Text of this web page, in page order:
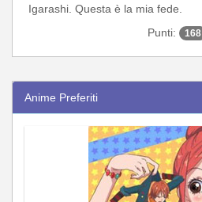
Igarashi. Questa è la mia fede.
Punti:
168
Anime Preferiti